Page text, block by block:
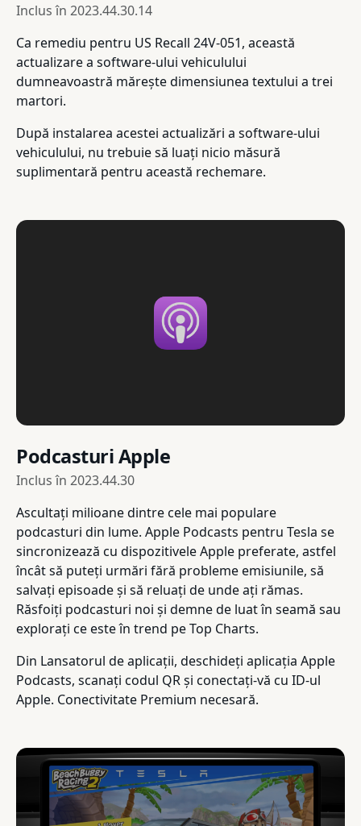
Inclus în 2023.44.30.14
Ca remediu pentru US Recall 24V-051, această
actualizare a software-ului vehiculului
dumneavoastră mărește dimensiunea textului a trei
martori.
După instalarea acestei actualizări a software-ului
vehiculului, nu trebuie să luați nicio măsură
suplimentară pentru această rechemare.
Podcasturi Apple
Inclus în 2023.44.30
Ascultați milioane dintre cele mai populare
podcasturi din lume. Apple Podcasts pentru Tesla se
sincronizează cu dispozitivele Apple preferate, astfel
încât să puteți urmări fără probleme emisiunile, să
salvați episoade și să reluați de unde ați rămas.
Răsfoiți podcasturi noi și demne de luat în seamă sau
explorați ce este în trend pe Top Charts.
Din Lansatorul de aplicații, deschideți aplicația Apple
Podcasts, scanați codul QR și conectați-vă cu ID-ul
Apple. Conectivitate Premium necesară.